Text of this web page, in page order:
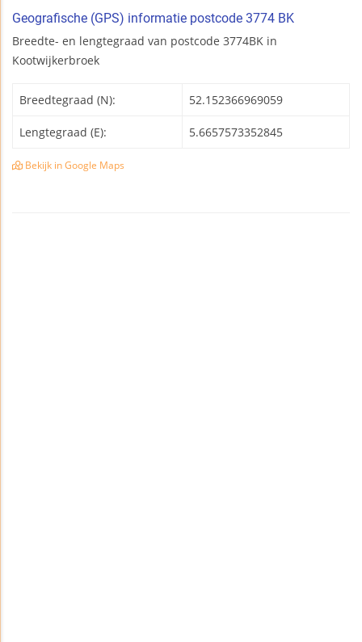
Geografische (GPS) informatie postcode 3774 BK
Breedte- en lengtegraad van postcode 3774BK in
Kootwijkerbroek
Breedtegraad (N): 52.152366969059
Lengtegraad (E): 5.6657573352845
Bekijk in Google Maps